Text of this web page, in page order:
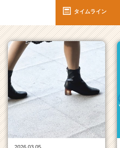
n
の
タ
イ
ン
一
覧
ベ
ン
タイムライン